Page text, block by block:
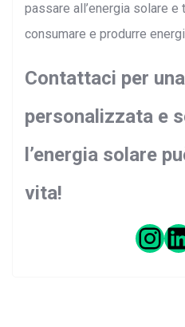
passare all’energia solare
consumare e produrre
Contattaci per
personalizzata e
l’energia solare
vita!